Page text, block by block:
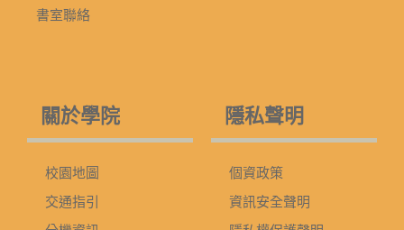
書室聯絡
關於學院
校園地圖
交通指引
隱私聲明
個資政策
資訊安全聲明